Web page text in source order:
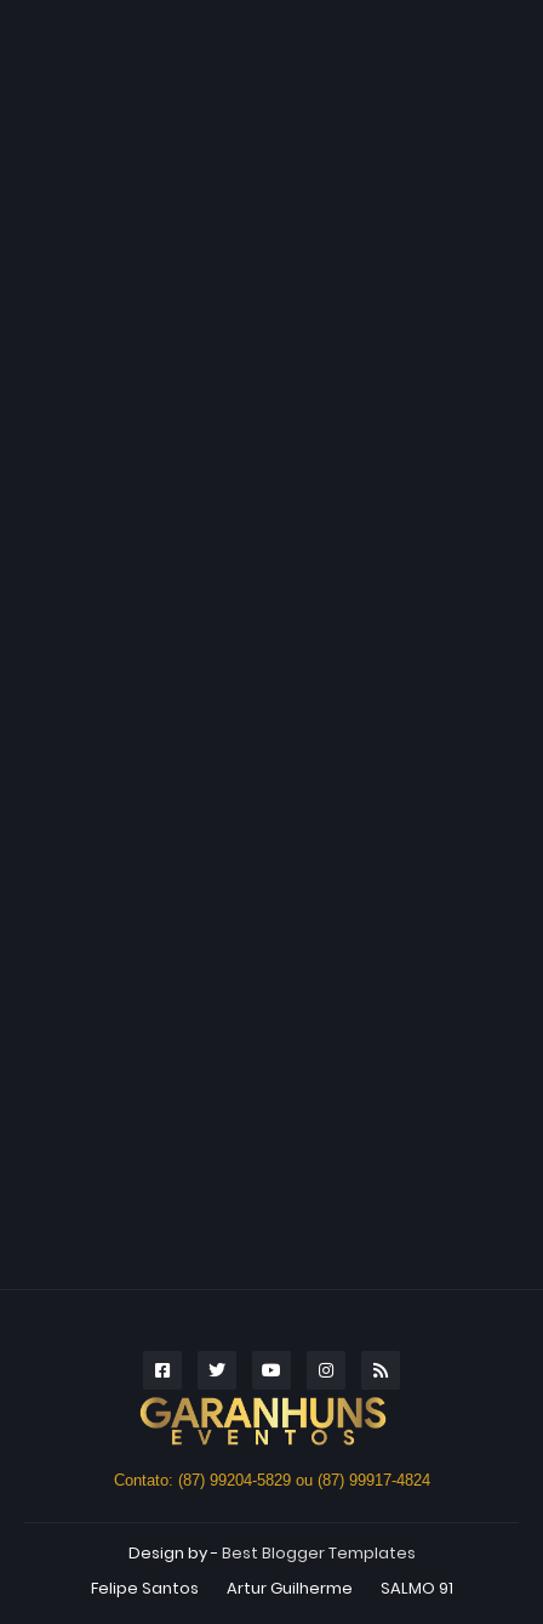
Contato: (87) 99204-5829 ou (87) 99917-4824
Design by - Best Blogger Templates
Felipe Santos
Artur Guilherme SALMO 91